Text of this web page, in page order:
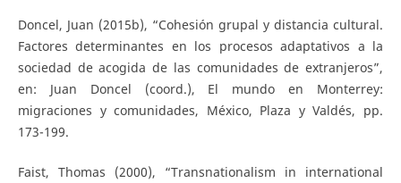
Doncel, Juan (2015b), “Cohesión grupal y distancia cultural.
Factores determinantes en los procesos adaptativos a la
sociedad de acogida de las comunidades de extranjeros”,
en: Juan Doncel (coord.), El mundo en Monterrey:
migraciones y comunidades, México, Plaza y Valdés, pp.
173-199.
Faist, Thomas (2000), “Transnationalism in international